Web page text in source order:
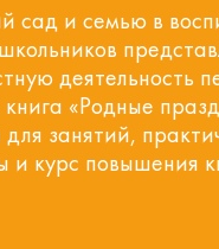
сад и семью в
деятельность
«Родные
занятий,
и курс повышения